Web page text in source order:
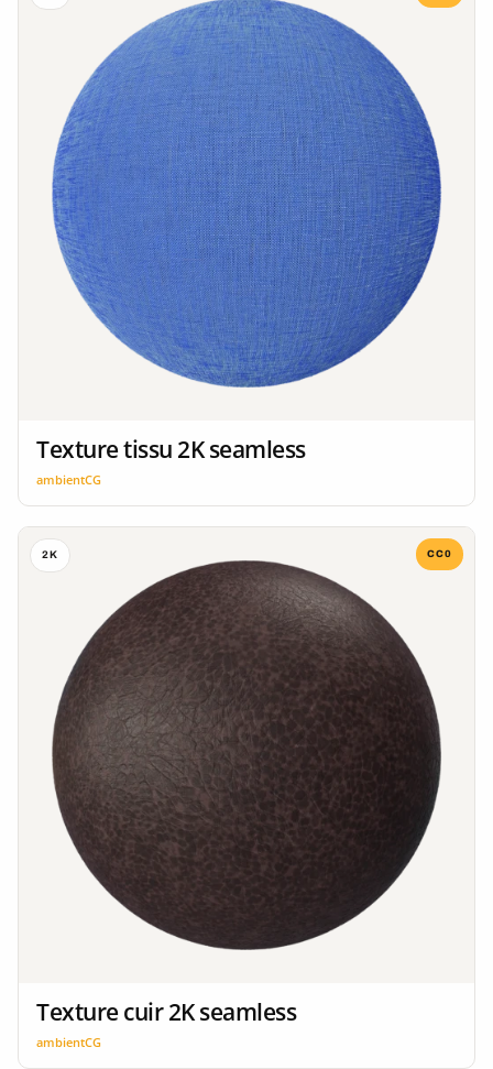
Texture tissu 2K seamless
ambientCG
2K CC0
Texture cuir 2K seamless
ambientCG